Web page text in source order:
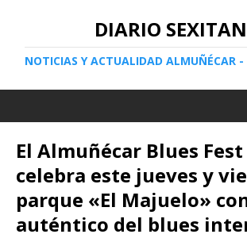
DIARIO
NOTICIAS Y ACTUALIDAD ALMUÑÉCAR -
El Almuñécar Blues Fest
celebra este jueves y
parque «El Majuelo»
auténtico del blues